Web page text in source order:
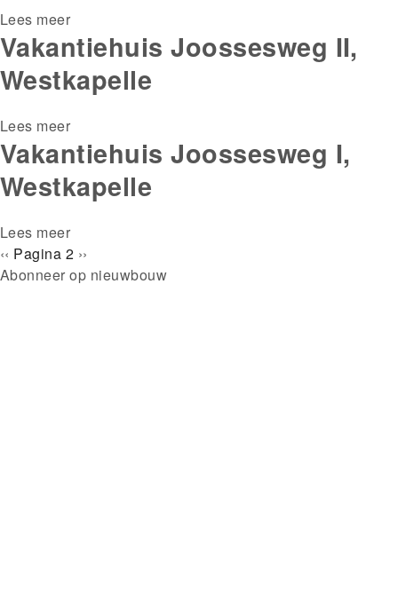
Lees meer
Atelier
Vriesco,
Leeuwarden
Vakantiehuis Joossesweg II,
Westkapelle
Lees meer
Vakantiehuis
Joossesweg
II,
Vakantiehuis Joossesweg I,
Westkapelle
Lees meer
Vakantiehuis
Joossesweg
Paginering
Vorige
pagina
‹‹ Pagina 2 Volgende
pagina
››
Abonneer op nieuwbouw